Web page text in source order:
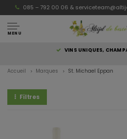
085 – 792 00 06 &
MENU
VINS UNIQUES,
Accueil Marques St. Michael Eppan
Filtres